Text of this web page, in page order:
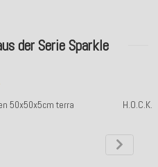
der Serie Sparkle
50x50x5cm terra